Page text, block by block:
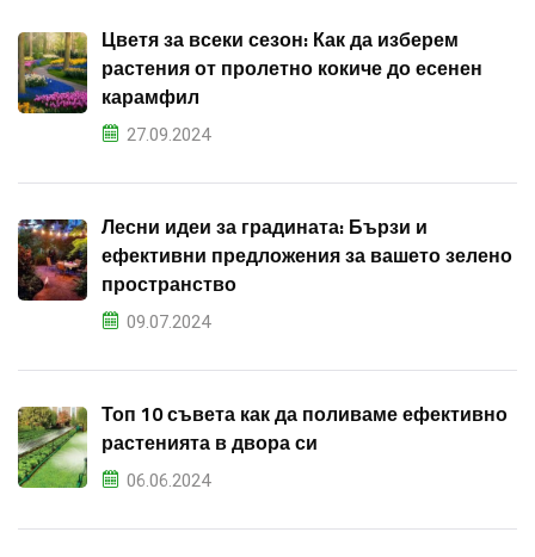
Цветя за всеки сезон: Как да изберем
растения от пролетно кокиче до есенен
карамфил
27.09.2024
Лесни идеи за градината: Бързи и
ефективни предложения за вашето зелено
пространство
09.07.2024
Топ 10 съвета как да поливаме ефективно
растенията в двора си
06.06.2024